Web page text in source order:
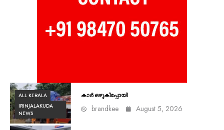
ALL KERALA
IRINJALAKUDA
NEWS
കാർ ഒഴുകിപ്പോയി
brandkee August 5, 2026